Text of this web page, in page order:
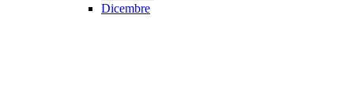
Dicembre